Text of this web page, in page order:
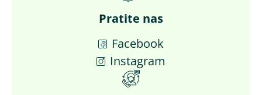
Pratite nas
Facebook
Instagram